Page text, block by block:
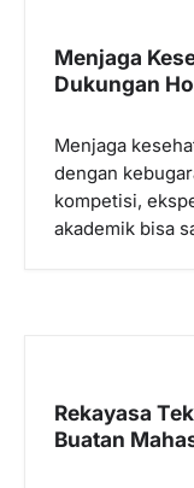
Menjaga
Dukungan
Menjaga
dengan
kompetisi,
akademik bisa
Rekayasa
Buatan